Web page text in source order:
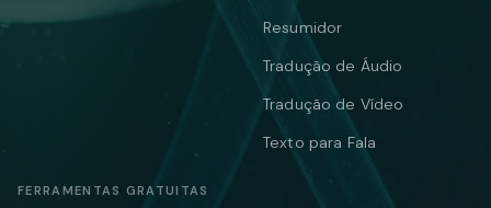
Resumidor
Tradução de Áudio
Tradução de Vídeo
Texto para Fala
FERRAMENTAS GRATUITAS